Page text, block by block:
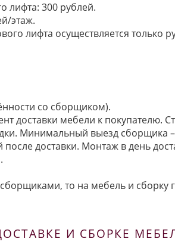
лифта: 300 рублей.
этаж.
лифта осуществляется только
со сборщиком).
доставки мебели к покупателю.
Минимальный выезд сборщика
доставки. Монтаж в день
то на мебель и сборку
И СБОРКЕ